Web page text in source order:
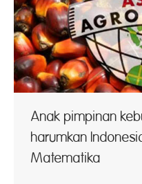
Anak pimpinan
harumkan
Matematika